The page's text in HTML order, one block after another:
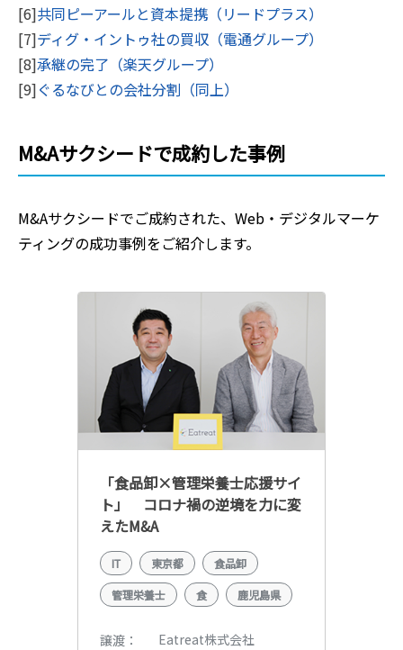
[6]共同ピーアールと資本提携（リードプラス）
[7]ディグ・イントゥ社の買収（電通グループ）
[8]承継の完了（楽天グループ）
[9]ぐるなびとの会社分割（同上）
M&Aサクシードで成約した事例
M&Aサクシードでご成約された、 Web・デジタルマーケ
ティングの成功事例をご紹介します。
「食品卸×管理栄養士応援サイ
ト」 コロナ禍の逆境を力に変
えたM&A
IT 東京都 食品卸
管理栄養士 食 鹿児島県
譲渡
Eatreat株式会社